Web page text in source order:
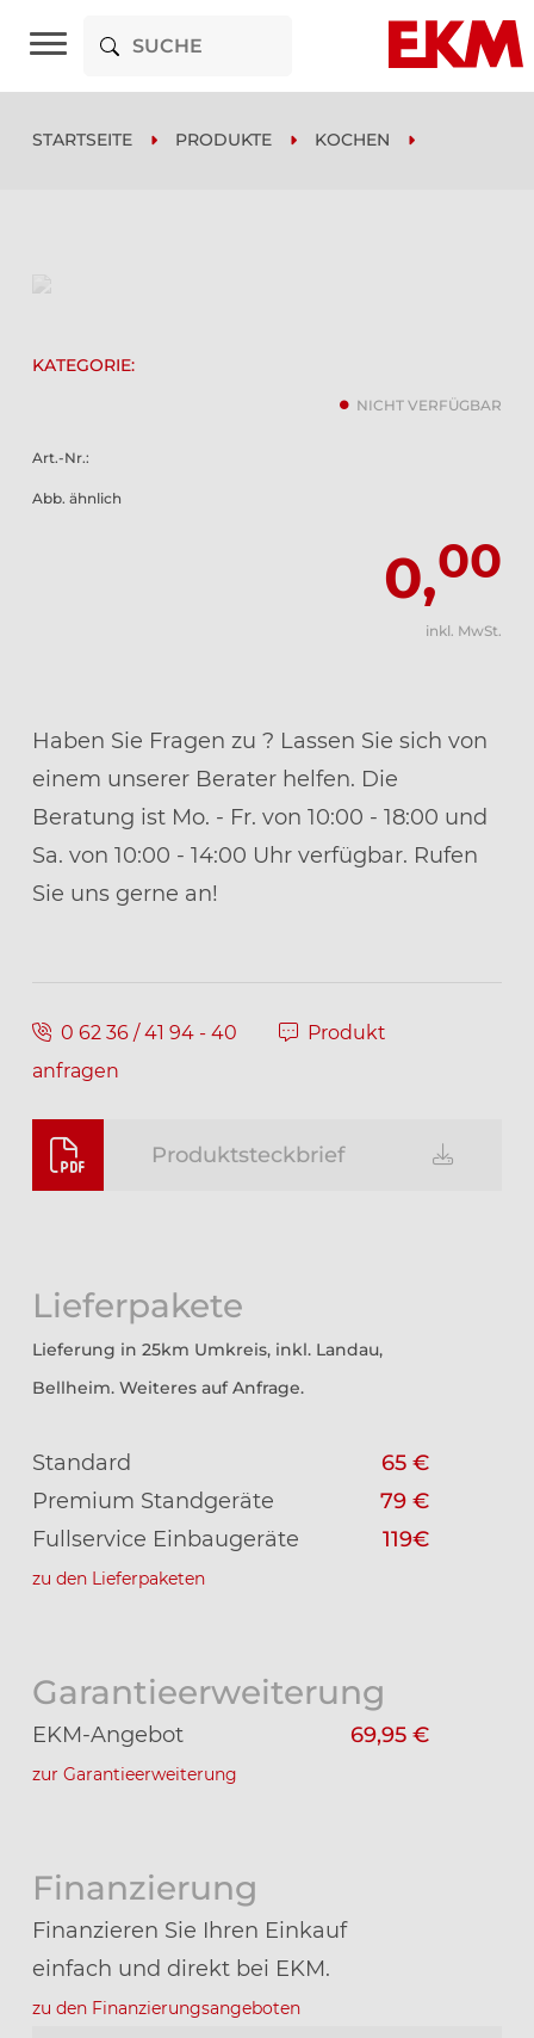
STARTSEITE PRODUKTE KOCHEN
KATEGORIE:
NICHT VERFÜGBAR
Art.-Nr.:
Abb. ähnlich
0,00
inkl. MwSt.
Haben Sie Fragen zu ? Lassen Sie sich von
einem unserer Berater helfen. Die
Beratung ist Mo. - Fr. von 10:00 - 18:00 und
Sa. von 10:00 - 14:00 Uhr verfügbar. Rufen
Sie uns gerne an!
0 62 36 / 41 94 - 40
Produkt
anfragen
Produktsteckbrief
Lieferpakete
Lieferung in 25km Umkreis, inkl. Landau,
Bellheim. Weiteres auf Anfrage.
Standard
65 €
Premium Standgeräte
79 €
Fullservice Einbaugeräte
119€
zu den Lieferpaketen
Garantieerweiterung
EKM-Angebot 69,95 €
zur Garantieerweiterung
Finanzierung
Finanzieren Sie Ihren Einkauf
einfach und direkt bei EKM.
zu den Finanzierungsangeboten